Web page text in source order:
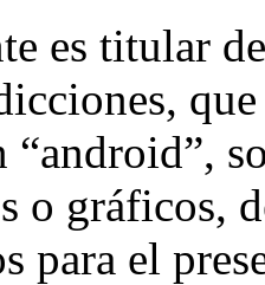
es titular
o gráficos,
para el